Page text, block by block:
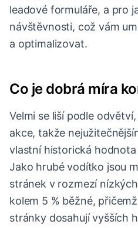
leadové formuláře, a pro
návštěvnosti, což vám
a optimalizovat.
Co je dobrá míra
Velmi se liší podle
akce, takže
vlastní historická hodnota
Jako hrubé vodítko jsou
stránek v rozmezí
kolem 5 % běžné,
stránky dosahují vyšších